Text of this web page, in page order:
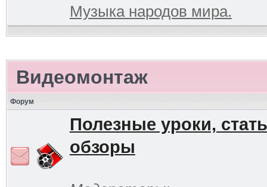
Музыка народов мира.
Видеомонтаж
Форум
Полезные уроки,
обзоры